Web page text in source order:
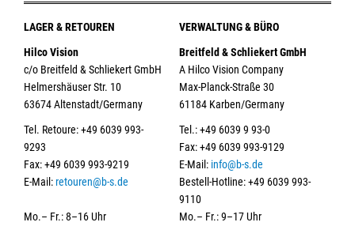
LAGER & RETOUREN
Hilco Vision
c/o Breitfeld & Schliekert GmbH
Helmershäuser Str. 10
63674 Altenstadt/Germany
Tel. Retoure: +49 6039 993-
9293
Fax: +49 6039 993-9219
E-Mail:retouren@b-s.de
Mo.– Fr.: 8–16 Uhr
VERWALTUNG & BÜRO
Breitfeld & Schliekert GmbH
A Hilco Vision Company
Max-Planck-Straße 30
61184 Karben/Germany
Tel.: +49 6039 9 93-0
Fax: +49 6039 993-9129
E-Mail: info@b-s.de
Bestell-Hotline: +49 6039 993-
9110
Mo.– Fr.: 9–17 Uhr